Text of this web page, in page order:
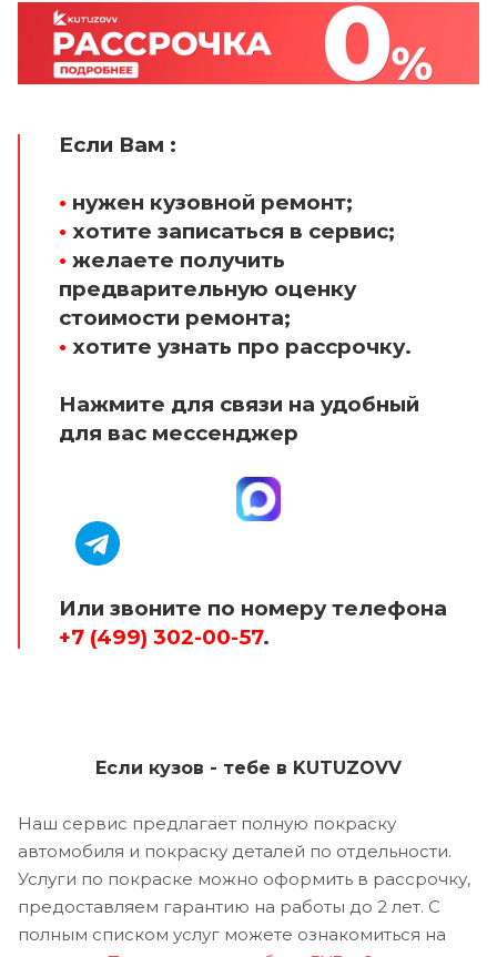
Если Вам :
• нужен кузовной ремонт;
• хотите записаться в сервис;
• желаете получить
предварительную оценку
стоимости ремонта;
• хотите узнать про рассрочку.
Нажмите для связи на удобный
для вас мессенджер
Или звоните по номеру телефона
+7 (499) 302-00-57.
Если кузов - тебе в KUTUZOVV
Наш сервис предлагает полную покраску
автомобиля и покраску деталей по отдельности.
Услуги по покраске можно оформить в рассрочку,
предоставляем гарантию на работы до 2 лет. С
полным списком услуг можете ознакомиться на